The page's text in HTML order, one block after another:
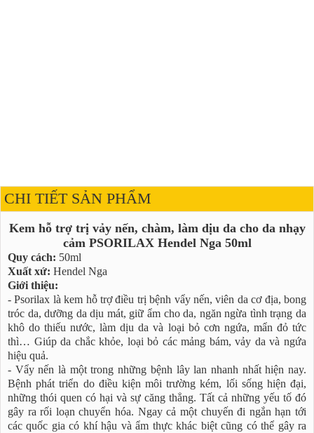
CHI TIẾT SẢN PHẨM
Kem hỗ trợ trị vảy nến, chàm, làm dịu da cho da nhạy
cảm PSORILAX Hendel Nga 50ml
Quy cách: 50ml
Xuất xứ: Hendel Nga
Giới thiệu:
- Psorilax là kem hỗ trợ điều trị bệnh vẩy nến, viên da cơ địa, bong
tróc da, dưỡng da dịu mát, giữ ẩm cho da, ngăn ngừa tình trạng da
khô do thiếu nước, làm dịu da và loại bỏ cơn ngứa, mẩn đỏ tức
thì… Giúp da chắc khỏe, loại bỏ các mảng bám, vảy da và ngứa
hiệu quả.
- Vẩy nến là một trong những bệnh lây lan nhanh nhất hiện nay.
Bệnh phát triển do điều kiện môi trường kém, lối sống hiện đại,
những thói quen có hại và sự căng thẳng. Tất cả những yếu tố đó
gây ra rối loạn chuyển hóa. Ngay cả một chuyến đi ngắn hạn tới
các quốc gia có khí hậu và ẩm thực khác biệt cũng có thể gây ra